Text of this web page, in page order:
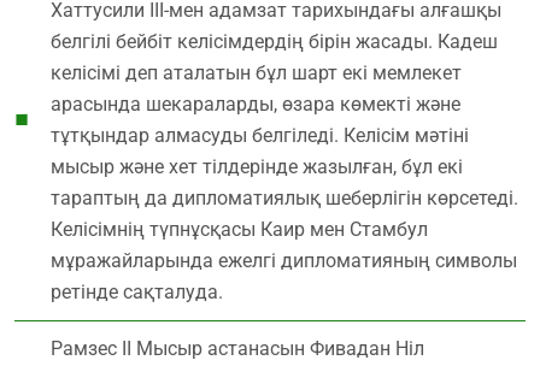
Хаттусили ІІІ-мен адамзат тарихындағы алғашқы
белгілі бейбіт келісімдердің бірін жасады. Кадеш
келісімі деп аталатын бұл шарт екі мемлекет
арасында шекараларды, өзара көмекті және
тұтқындар алмасуды белгіледі. Келісім мәтіні
мысыр және хет тілдерінде жазылған, бұл екі
тараптың да дипломатиялық шеберлігін көрсетеді.
Келісімнің түпнұсқасы Каир мен Стамбул
мұражайларында ежелгі дипломатияның символы
ретінде сақталуда.
Рамзес ІІ Мысыр астанасын Фивадан Ніл